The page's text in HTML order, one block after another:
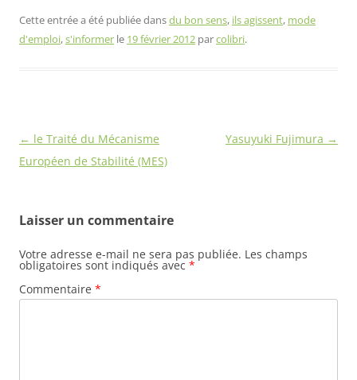
Cette entrée a été publiée dansdu bon sens, ils agissent, mode
d'emploi,s'informer le 19 février 2012 parcolibri.
Navigation
des
← le Traité du Mécanisme
Européen de Stabilité (MES)
Yasuyuki Fujimura →
Laisser un commentaire
Votre adresse e-mail ne sera pas publiée. Les champs
obligatoires sont indiqués avec *
Commentaire *